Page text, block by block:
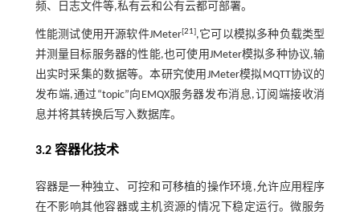
频、日志文件等,私有云和公有云都可部署。
性能测试使用开源软件JMeter[21],它可以模拟多种负载类型
并测量目标服务器的性能,也可使用JMeter模拟多种协议,输
出实时采集的数据等。本研究使用JMeter模拟MQTT协议的
发布端,通过“topic”向EMQX服务器发布消息,订阅端接收消
息并将其转换后写入数据库。
3.2 容器化技术
容器是一种独立、可控和可移植的操作环境,允许应用程序
在不影响其他容器或主机资源的情况下稳定运行。微服务